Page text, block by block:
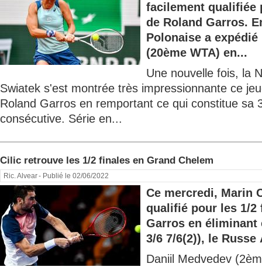
facilement qualifiée
de Roland Garros.
Polonaise a
(20ème WTA) en...
Une nouvelle fois, la
Swiatek s'est montrée très impressionnante ce
Roland Garros en remportant ce qui constitue sa
consécutive. Série en...
Cilic retrouve les 1/2 finales en Grand Chelem
Ric. Alvear- Publié le 02/06/2022
Ce mercredi, Marin
qualifié pour les 1/2
Garros en éliminant
3/6 7/6(2)), le Russe
Daniil Medvedev